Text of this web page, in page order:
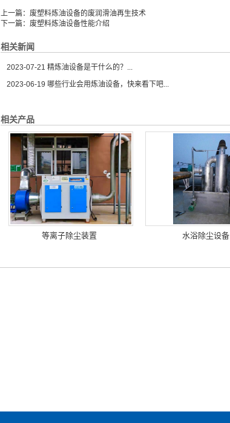
上一篇： 废塑料炼油设备的废润滑油再生技术
下一篇： 废塑料炼油设备性能介绍
相关新闻
2023-07-21 精炼油设备是干什么的？...
2023-06-19 哪些行业会用炼油设备，快来看下吧...
相关产品
等离子除尘装置 水浴除尘设备